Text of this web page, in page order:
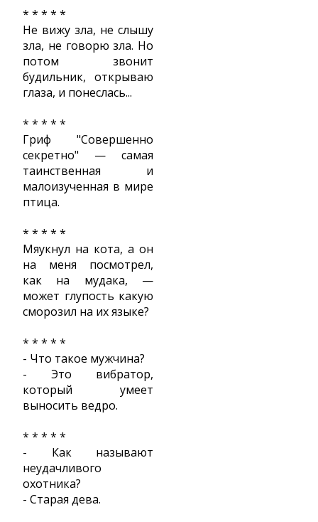
* * * * *
Не вижу зла, не слышу
зла, не говорю зла. Но
потом звонит
будильник, открываю
глаза, и понеслась...
* * * * *
Гриф "Совершенно
секретно" — самая
таинственная и
малоизученная в мире
птица.
* * * * *
Мяукнул на кота, а он
на меня посмотрел,
как на мудака, —
может глупость какую
сморозил на их языке?
* * * * *
- Что такое мужчина?
- Это вибратор,
который умеет
выносить ведро.
* * * * *
- Как называют
неудачливого
охотника?
- Старая дева.